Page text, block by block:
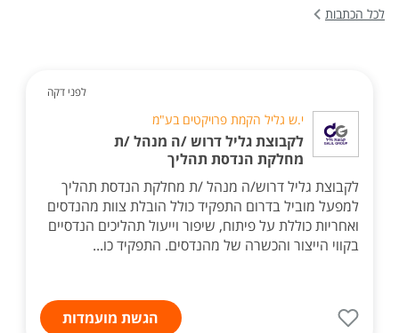
לכל הכתבות
לפני דקה
י.ש גליל הקמת פרויקטים בע"מ
לקבוצת גליל דרוש /ה מנהל /ת
מחלקת הנדסת תהליך
לקבוצת גליל דרוש/ה מנהל /ת מחלקת הנדסת תהליך
למפעל מוביל בדרום התפקיד כולל הובלת צוות מהנדסים
ואחריות כוללת על פיתוח, שיפור וייעול תהליכים הנדסיים
בקווי הייצור והכשרה של מהנדסים. התפקיד כו...
הגשת מועמדות